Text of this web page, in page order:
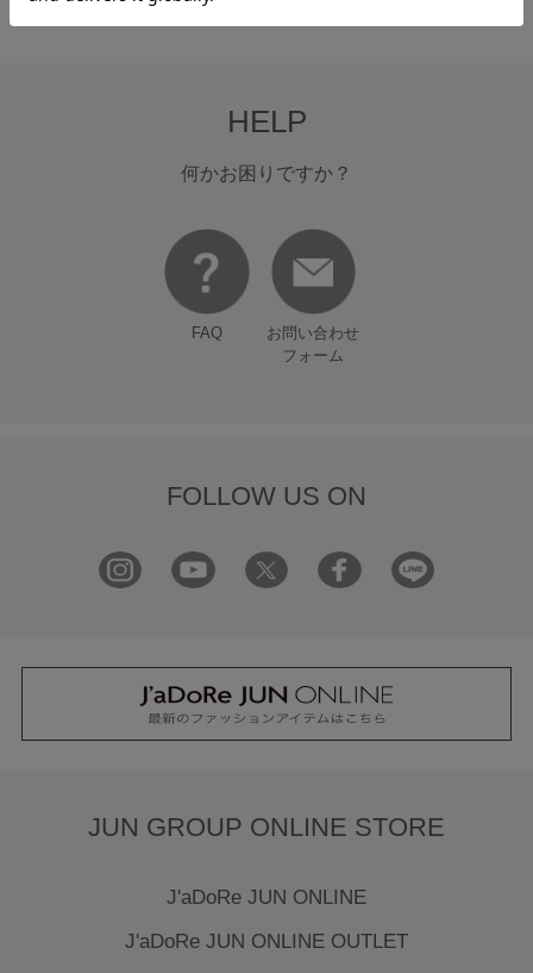
HELP
何かお困りですか？
FAQ
お問い合わせ
フォーム
FOLLOW US ON
JUN GROUP ONLINE STORE
J'aDoRe JUN ONLINE
J'aDoRe JUN ONLINE OUTLET